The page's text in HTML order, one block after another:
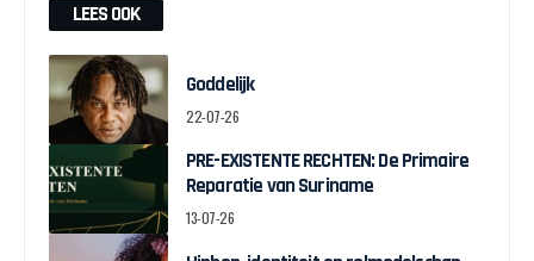
LEES OOK
Goddelijk
22-07-26
PRE-EXISTENTE RECHTEN: De Primaire
Reparatie van Suriname
13-07-26